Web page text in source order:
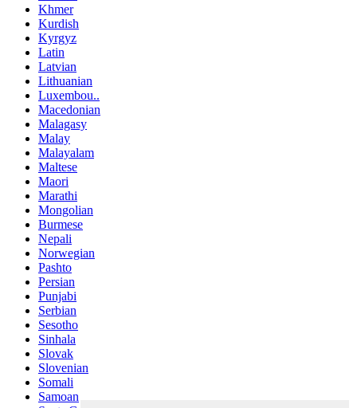
Khmer
Kurdish
Kyrgyz
Latin
Latvian
Lithuanian
Luxembou..
Macedonian
Malagasy
Malay
Malayalam
Maltese
Maori
Marathi
Mongolian
Burmese
Nepali
Norwegian
Pashto
Persian
Punjabi
Serbian
Sesotho
Sinhala
Slovak
Slovenian
Somali
Samoan